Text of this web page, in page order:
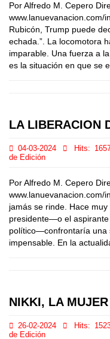
Por Alfredo M. Cepero
Rubicón, Trump puede
echada.”. La locomotora
imparable. Una fuerza a
es la situación en que se
LA LIBERACION
04-03-2024 Hits:
de Edición
Por Alfredo M. Cepero
jamás se rinde. Hace
presidente—o el
político—confrontaría una
impensable. En la
NIKKI, LA
26-02-2024 Hits:
de Edición